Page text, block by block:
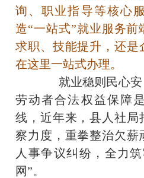
询、职业指导等核心
造“一站式”就业服务前
求职、技能提升，还是
在这里一站式办理。
就业稳则民心安
劳动者合法权益保障
线，近年来，县人社局
察力度，重拳整治欠薪
人事争议纠纷，全力
网”。